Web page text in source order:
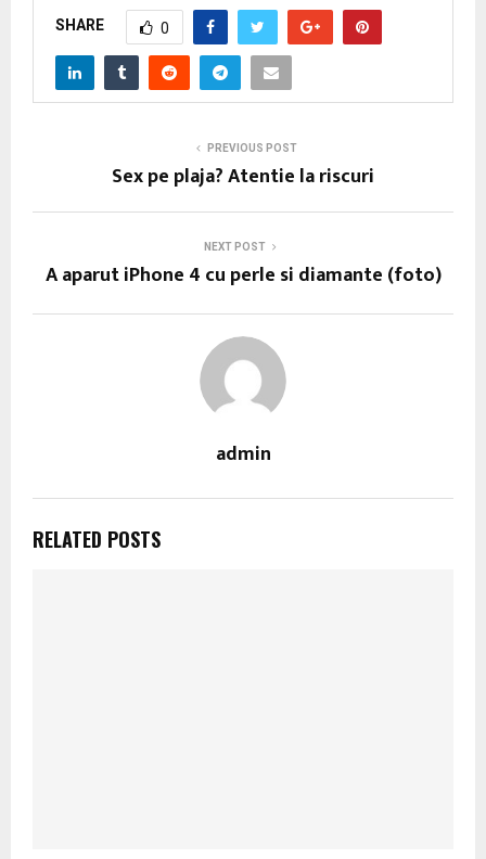
SHARE 0
PREVIOUS POST
Sex pe plaja? Atentie la riscuri
NEXT POST
A aparut iPhone 4 cu perle si diamante (foto)
admin
RELATED POSTS